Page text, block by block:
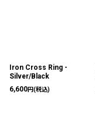
Iron Cross Ring -
Silver/Black
6,600円(税込)